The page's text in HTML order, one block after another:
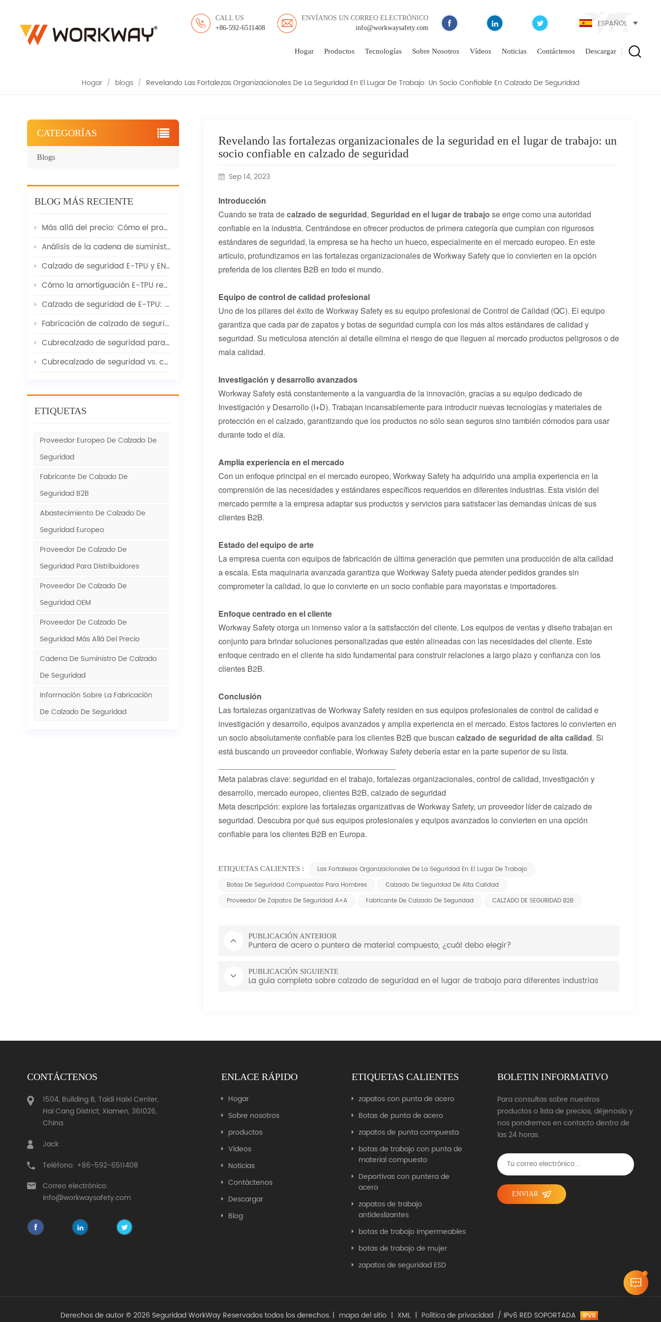
CALL US
+86-592-6511408
ENVÍANOS UN CORREO ELECTRÓNICO
info@workwaysafety.com
ESPAÑOL
Hogar Productos Tecnologías Sobre Nosotros Vídeos Noticias Contáctenos Descargar
REVELANDO LAS FORTALEZAS ORGANIZACIONALES DE LA
SEGURIDAD EN EL LUGAR DE TRABAJO: UN SOCIO CONFIABLE EN
CALZADO DE SEGURIDAD
Hogar / blogs / Revelando Las Fortalezas Organizacionales De La Seguridad En El Lugar De Trabajo: Un Socio Confiable En Calzado De Seguridad
CATEGORÍAS
Blogs
BLOG MÁS RECIENTE
Más allá del precio: Cómo el proveedor adecuado de calzado de seguridad ayuda a los compradores a concretar sus pedidos.
Análisis de la cadena de suministro de calzado de seguridad 2026 | Materias primas, transporte marítimo y señales del mercado
Calzado de seguridad E-TPU y EN ISO 20345 / Equilibrio entre comodidad y protección
Cómo la amortiguación E-TPU reduce la fatiga en el calzado de seguridad: La perspectiva del fabricante
Calzado de seguridad de E-TPU: amortiguación y comodidad avanzadas desde la perspectiva del fabricante
Fabricación de calzado de seguridad para los mercados europeos
Cubrecalzado de seguridad para visitantes: la perspectiva de un fabricante
Cubrecalzado de seguridad vs. calzado de seguridad: ¿cuál es la opción correcta para los visitantes?
ETIQUETAS
Proveedor Europeo De Calzado De
Seguridad
Fabricante De Calzado De
Seguridad B2B
Abastecimiento De Calzado De
Seguridad Europeo
Proveedor De Calzado De
Seguridad Para Distribuidores
Proveedor De Calzado De
Seguridad OEM
Proveedor De Calzado De
Seguridad Más Allá Del Precio
Cadena De Suministro De Calzado
De Seguridad
Información Sobre La Fabricación
De Calzado De Seguridad
Revelando las fortalezas organizacionales de la seguridad en el lugar de trabajo: un
socio confiable en calzado de seguridad
Sep 14, 2023
Introducción
Cuando se trata decalzado de seguridad, Seguridad en el lugar de trabajo se erige como una autoridad
confiable en la industria. Centrándose en ofrecer productos de primera categoría que cumplan con rigurosos
estándares de seguridad, la empresa se ha hecho un hueco, especialmente en el mercado europeo. En este
artículo, profundizamos en las fortalezas organizacionales de Workway Safety que lo convierten en la opción
preferida de los clientes B2B en todo el mundo.
Equipo de control de calidad profesional
Uno de los pilares del éxito de Workway Safety es su equipo profesional de Control de Calidad (QC). El equipo
garantiza que cada par de zapatos y botas de seguridad cumpla con los más altos estándares de calidad y
seguridad. Su meticulosa atención al detalle elimina el riesgo de que lleguen al mercado productos peligrosos o de
mala calidad.
Investigación y desarrollo avanzados
Workway Safety está constantemente a la vanguardia de la innovación, gracias a su equipo dedicado de
Investigación y Desarrollo (I+D). Trabajan incansablemente para introducir nuevas tecnologías y materiales de
protección en el calzado, garantizando que los productos no sólo sean seguros sino también cómodos para usar
durante todo el día.
Amplia experiencia en el mercado
Con un enfoque principal en el mercado europeo, Workway Safety ha adquirido una amplia experiencia en la
comprensión de las necesidades y estándares específicos requeridos en diferentes industrias. Esta visión del
mercado permite a la empresa adaptar sus productos y servicios para satisfacer las demandas únicas de sus
clientes B2B.
Estado del equipo de arte
La empresa cuenta con equipos de fabricación de última generación que permiten una producción de alta calidad
a escala. Esta maquinaria avanzada garantiza que Workway Safety pueda atender pedidos grandes sin
comprometer la calidad, lo que lo convierte en un socio confiable para mayoristas e importadores.
Enfoque centrado en el cliente
Workway Safety otorga un inmenso valor a la satisfacción del cliente. Los equipos de ventas y diseño trabajan en
conjunto para brindar soluciones personalizadas que estén alineadas con las necesidades del cliente. Este
enfoque centrado en el cliente ha sido fundamental para construir relaciones a largo plazo y confianza con los
clientes B2B.
Conclusión
Las fortalezas organizativas de Workway Safety residen en sus equipos profesionales de control de calidad e
investigación y desarrollo, equipos avanzados y amplia experiencia en el mercado. Estos factores lo convierten en
un socio absolutamente confiable para los clientes B2B que buscan calzado de seguridad de alta calidad. Si
está buscando un proveedor confiable, Workway Safety debería estar en la parte superior de su lista.
Meta palabras clave: seguridad en el trabajo, fortalezas organizacionales, control de calidad, investigación y
desarrollo, mercado europeo, clientes B2B, calzado de seguridad
Meta descripción: explore las fortalezas organizativas de Workway Safety, un proveedor líder de calzado de
seguridad. Descubra por qué sus equipos profesionales y equipos avanzados lo convierten en una opción
confiable para los clientes B2B en Europa.
ETIQUETAS CALIENTES :
Las Fortalezas Organizacionales De La Seguridad En El Lugar De Trabajo
Botas De Seguridad Compuestas Para Hombres
Calzado De Seguridad De Alta Calidad
Proveedor De Zapatos De Seguridad A+A
Fabricante De Calzado De Seguridad CALZADO DE SEGURIDAD B2B
PUBLICACIÓN ANTERIOR
Puntera de acero o puntera de material compuesto, ¿cuál debo elegir?
PUBLICACIÓN SIGUIENTE
La guía completa sobre calzado de seguridad en el lugar de trabajo para diferentes industrias
CONTÁCTENOS
1504, Building B, Taidi Haixi Center,
Hai Cang District, Xiamen, 361026,
China.
Jack
Teléfono: +86-592-6511408
Correo electrónico:
info@workwaysafety.com
ENLACE RÁPIDO
Hogar
Sobre nosotros
productos
Vídeos
Noticias
Contáctenos
Descargar
Blog
ETIQUETAS CALIENTES
zapatos con punta de acero
Botas de punta de acero
zapatos de punta compuesta
botas de trabajo con punta de
material compuesto
Deportivas con puntera de
acero
zapatos de trabajo
antideslizantes
botas de trabajo impermeables
botas de trabajo de mujer
zapatos de seguridad ESD
BOLETIN INFORMATIVO
Para consultas sobre nuestros
productos o lista de precios, déjenoslo y
nos pondremos en contacto dentro de
las 24 horas.
ENVIAR
Derechos de autor © 2026 Seguridad WorkWay Reservados todos los derechos. | mapa del sitio | XML | Política de privacidad / IPv6 RED SOPORTADA